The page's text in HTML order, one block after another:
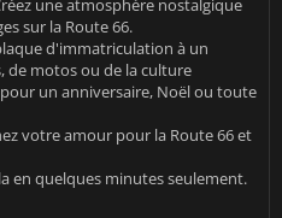
une atmosphère nostalgique
sur la Route 66.
d'immatriculation à un
de motos ou de la culture
un anniversaire, Noël ou toute
votre amour pour la Route 66 et
en quelques minutes seulement.